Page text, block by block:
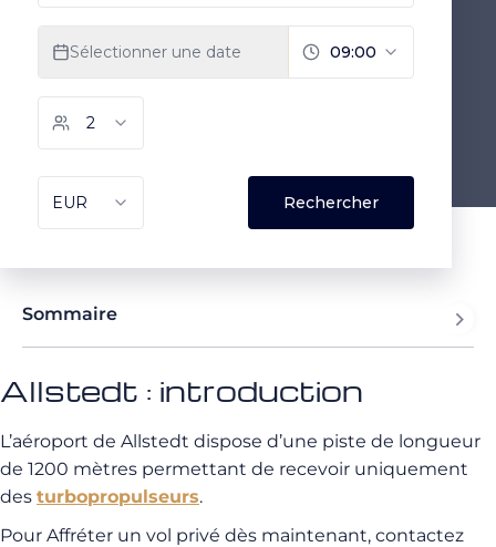
Sommaire
Allstedt : introduction
L’aéroport de Allstedt dispose d’une piste de longueur
de 1200 mètres permettant de recevoir uniquement
des turbopropulseurs.
Pour Affréter un vol privé dès maintenant, contactez